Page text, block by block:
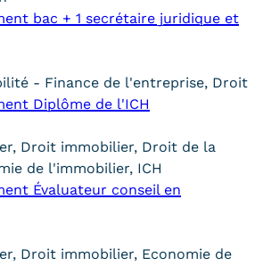
égalité/mixité
bac + 1 secrétaire juridique et
- Finance de l'entreprise, Droit
Diplôme de l'ICH
Droit immobilier, Droit de la
de l'immobilier, ICH
Évaluateur conseil en
Droit immobilier, Economie de